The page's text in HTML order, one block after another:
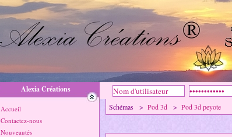
Alexia Créations
Accueil
Contactez-nous
Nouveautés
Schémas > Pod 3d > Pod 3d peyote